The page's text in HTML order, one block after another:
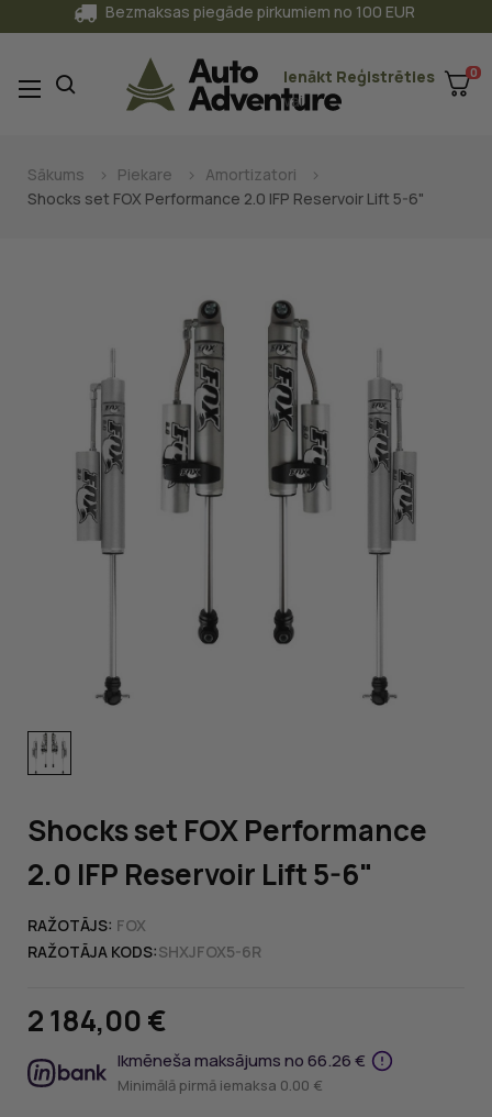
Bezmaksas piegāde pirkumiem no 100 EUR
Ienākt
vai
Reģistrēties 0
Toggle
navigation
☰
Sākums Piekare
Amortizatori
Shocks set FOX Performance 2.0 IFP Reservoir Lift 5-6"
Shocks set FOX Performance
2.0 IFP Reservoir Lift 5-6"
RAŽOTĀJS: FOX
RAŽOTĀJA KODS:SHXJFOX5-6R
2 184,00 €
Ikmēneša maksājums no 66.26 €
Minimālā pirmā iemaksa 0.00 €